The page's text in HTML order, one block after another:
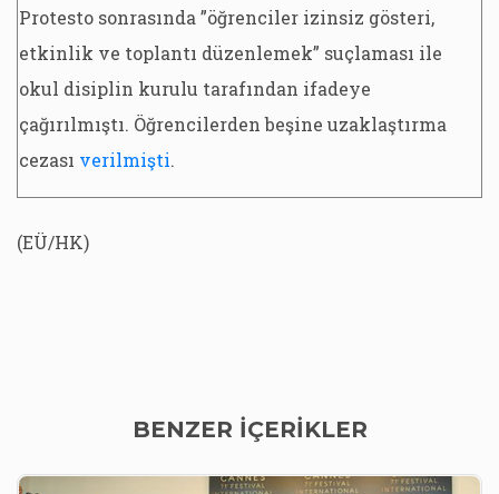
Protesto sonrasında ”öğrenciler izinsiz gösteri,
etkinlik ve toplantı düzenlemek” suçlaması ile
okul disiplin kurulu tarafından ifadeye
çağırılmıştı. Öğrencilerden beşine uzaklaştırma
cezası verilmişti.
(EÜ/HK)
BENZER İÇERİKLER